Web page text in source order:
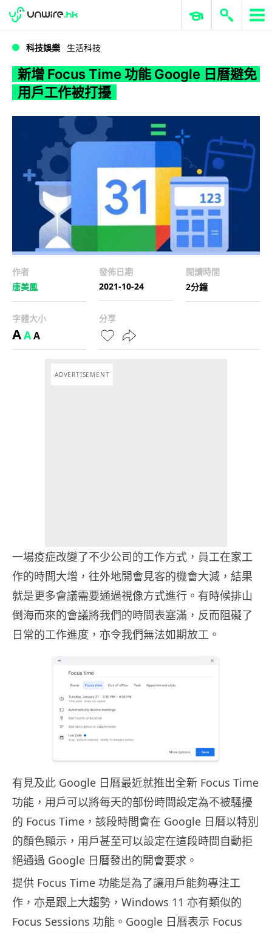
WWDC 2026 ERP 與商業 AI
科技娛樂 生活科技
新增 Focus Time 功能 Google 日曆避免
用戶工作被打擾
作者
唐美鳳
發佈日期
2021-10-24
閱讀時間
2分鐘
字體大小
AAA
分享
ADVERTISEMENT
一場疫症改變了不少公司的工作方式，員工在家工
作的時間大增，往外地開會見客的機會大減，結果
就是更多會議需要通過視像方式進行。有時候排山
倒海而來的會議將我們的時間表塞滿，反而阻礙了
日常的工作進度，亦令我們無法如期放工。
有見及此 Google 日曆最近就推出全新 Focus Time
功能，用戶可以將每天的部份時間設定為不被騷擾
的 Focus Time，該段時間會在 Google 日曆以特別
的顏色顯示，用戶甚至可以設定在這段時間自動拒
絕通過 Google 日曆發出的開會要求。
提供 Focus Time 功能是為了讓用戶能夠專注工
作，亦是跟上大趨勢，Windows 11 亦有類似的
Focus Sessions 功能。Google 日曆表示 Focus